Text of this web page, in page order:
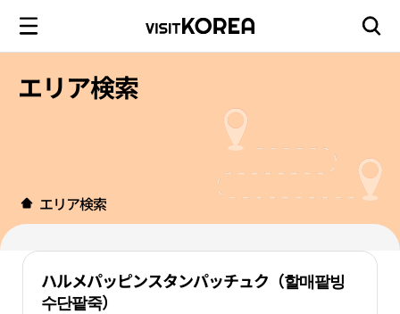
エリア検索
エリア検索
ハルメパッピンスタンパッチュク（할매팥빙
수단팥죽）